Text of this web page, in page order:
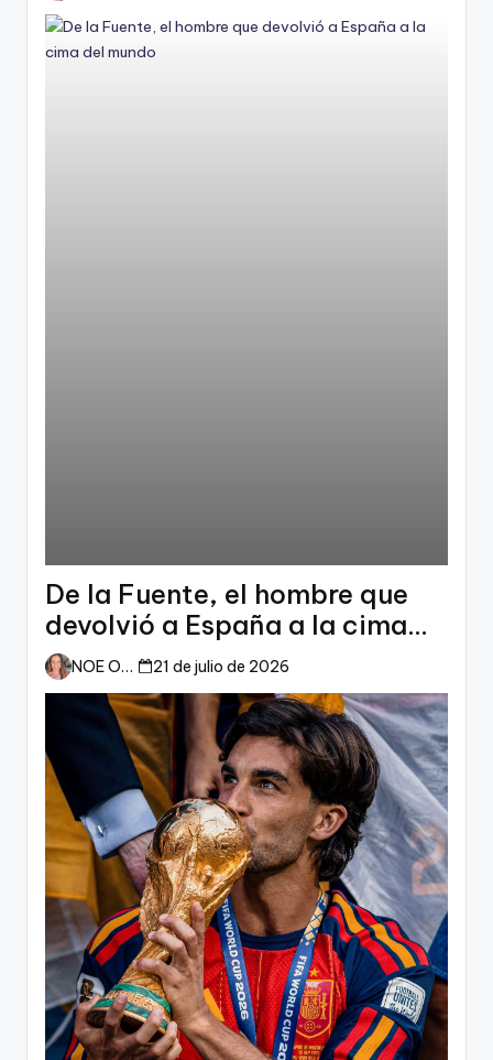
De la Fuente, el hombre que
devolvió a España a la cima
del mundo
NOE ORTIZ 21 de julio de 2026